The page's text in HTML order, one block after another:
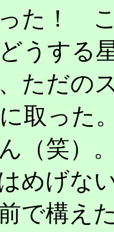
た！
うする
ただの
取った
（笑）
めげな
で構え